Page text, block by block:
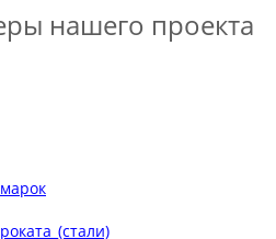
нашего проекта